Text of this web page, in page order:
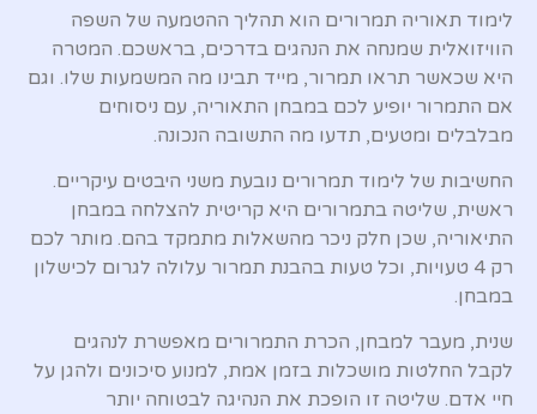
לימוד תאוריה תמרורים הוא תהליך ההטמעה של השפה
הוויזואלית שמנחה את הנהגים בדרכים, בראשכם. המטרה
היא שכאשר תראו תמרור, מייד תבינו מה המשמעות שלו. וגם
אם התמרור יופיע לכם במבחן התאוריה, עם ניסוחים
מבלבלים ומטעים, תדעו מה התשובה הנכונה.
החשיבות של לימוד תמרורים נובעת משני היבטים עיקריים.
ראשית, שליטה בתמרורים היא קריטית להצלחה במבחן
התיאוריה, שכן חלק ניכר מהשאלות מתמקד בהם. מותר לכם
רק 4 טעויות, וכל טעות בהבנת תמרור עלולה לגרום לכישלון
במבחן.
שנית, מעבר למבחן, הכרת התמרורים מאפשרת לנהגים
לקבל החלטות מושכלות בזמן אמת, למנוע סיכונים ולהגן על
חיי אדם. שליטה זו הופכת את הנהיגה לבטוחה יותר